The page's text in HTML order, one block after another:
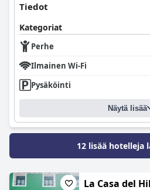
Tiedot
Kategoriat
Perhe
Ilmainen Wi-Fi
Pysäköinti
Näytä lisää
12 lisää hotelleja
La Casa del